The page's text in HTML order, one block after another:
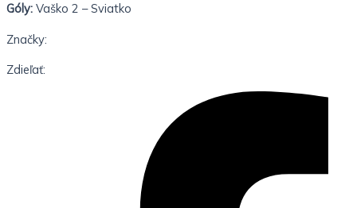
Góly: Vaško 2 – Sviatko
Značky:
Zdieľať: